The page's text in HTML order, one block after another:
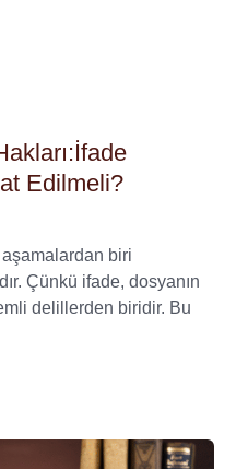
Edilmeli?
aşamalardan biri
Çünkü ifade, dosyanın
delillerden biridir. Bu